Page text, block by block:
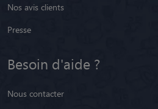
Nos avis clients
Presse
Besoin d'aide ?
Nous contacter